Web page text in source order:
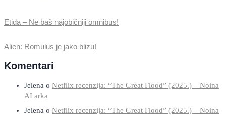
Etida – Ne baš najobičniji omnibus!
Alien: Romulus je jako blizu!
Komentari
Jelena o Netflix recenzija: “The Great Flood” (2025.) – Noina
AI arka
Jelena o Netflix recenzija: “The Great Flood” (2025.) – Noina